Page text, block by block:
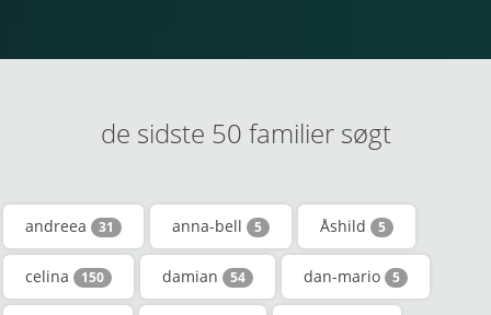
de sidste 50 familier søgt
andreea 31 anna-bell 5 Åshild 5
celina 150 damian 54 dan-mario 5